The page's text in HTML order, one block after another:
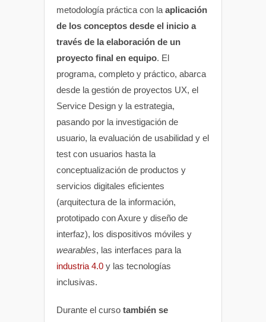
metodología práctica con la aplicación
de los conceptos desde el inicio a
través de la elaboración de un
proyecto final en equipo. El
programa, completo y práctico, abarca
desde la gestión de proyectos UX, el
Service Design y la estrategia,
pasando por la investigación de
usuario, la evaluación de usabilidad y el
test con usuarios hasta la
conceptualización de productos y
servicios digitales eficientes
(arquitectura de la información,
prototipado con Axure y diseño de
interfaz), los dispositivos móviles y
wearables, las interfaces para la
industria 4.0 y las tecnologías
inclusivas.
Durante el curso también se